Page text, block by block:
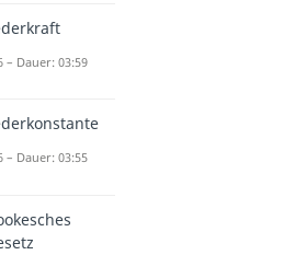
– Dauer: 03:59
– Dauer: 03:55